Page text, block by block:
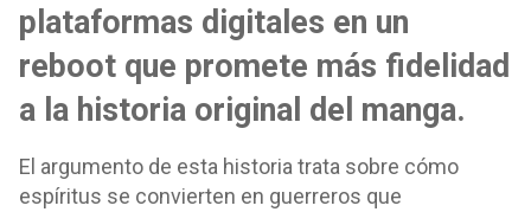
plataformas digitales en un
reboot que promete más fidelidad
a la historia original del manga.
El argumento de esta historia trata sobre cómo
espíritus se convierten en guerreros que